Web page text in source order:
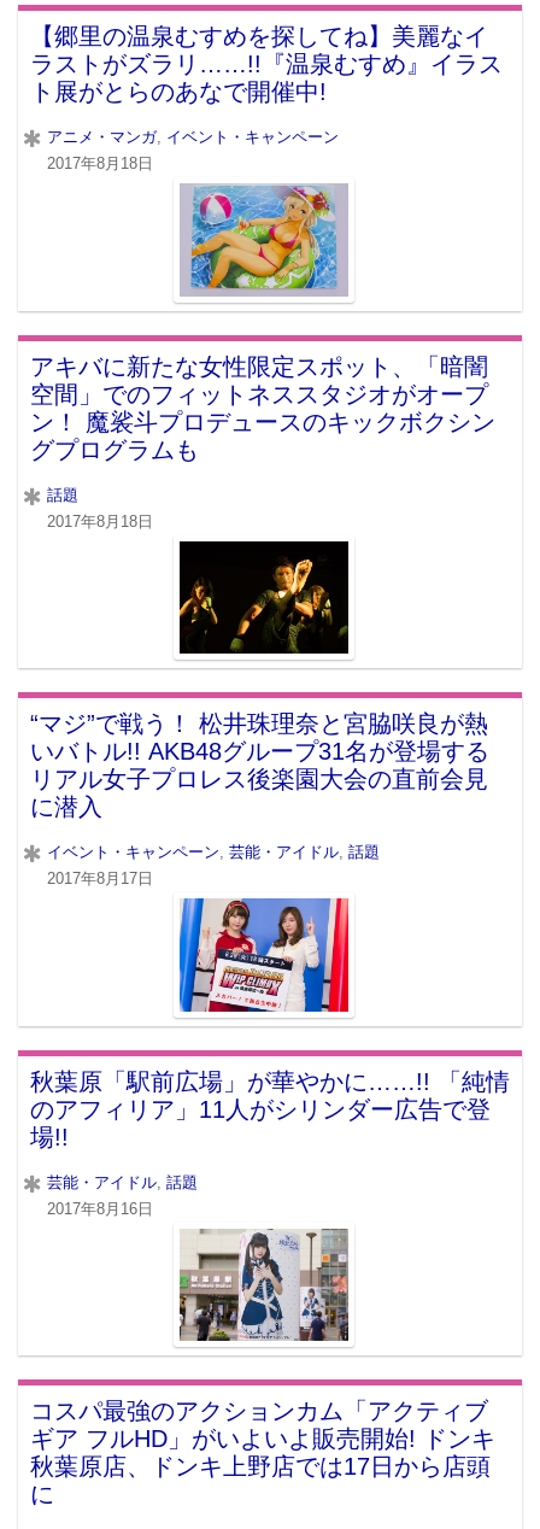
【郷里の温泉むすめを探してね】美麗なイ
ラストがズラリ……!!『温泉むすめ』イラス
ト展がとらのあなで開催中!
アニメ・マンガ, イベント・キャンペーン
2017年8月18日
アキバに新たな女性限定スポット、「暗闇
空間」でのフィットネススタジオがオープ
ン！ 魔裟斗プロデュースのキックボクシン
グプログラムも
話題
2017年8月18日
“マジ”で戦う！ 松井珠理奈と宮脇咲良が熱
いバトル!! AKB48グループ31名が登場する
リアル女子プロレス後楽園大会の直前会見
に潜入
イベント・キャンペーン, 芸能・アイドル, 話題
2017年8月17日
秋葉原「駅前広場」が華やかに……!! 「純情
のアフィリア」11人がシリンダー広告で登
場!!
芸能・アイドル 話題
2017年8月16日
コスパ最強のアクションカム「アクティブ
ギア フルHD」がいよいよ販売開始! ドンキ
秋葉原店、ドンキ上野店では17日から店頭
に